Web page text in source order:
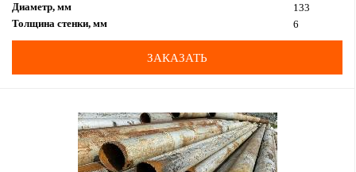
Диаметр, мм
133
Толщина стенки, мм
6
ЗАКАЗАТЬ